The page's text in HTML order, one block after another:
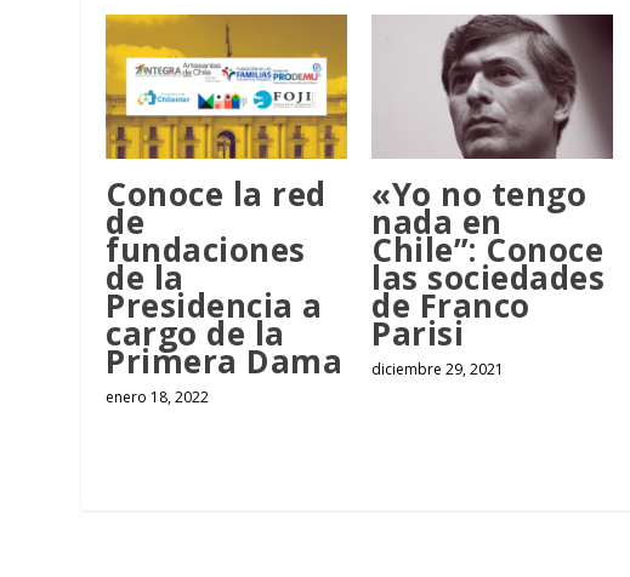
Conoce la red
de
fundaciones
de la
Presidencia a
cargo de la
Primera Dama
enero 18, 2022
«Yo no tengo
nada en
Chile”: Conoce
las sociedades
de Franco
Parisi
diciembre 29, 2021